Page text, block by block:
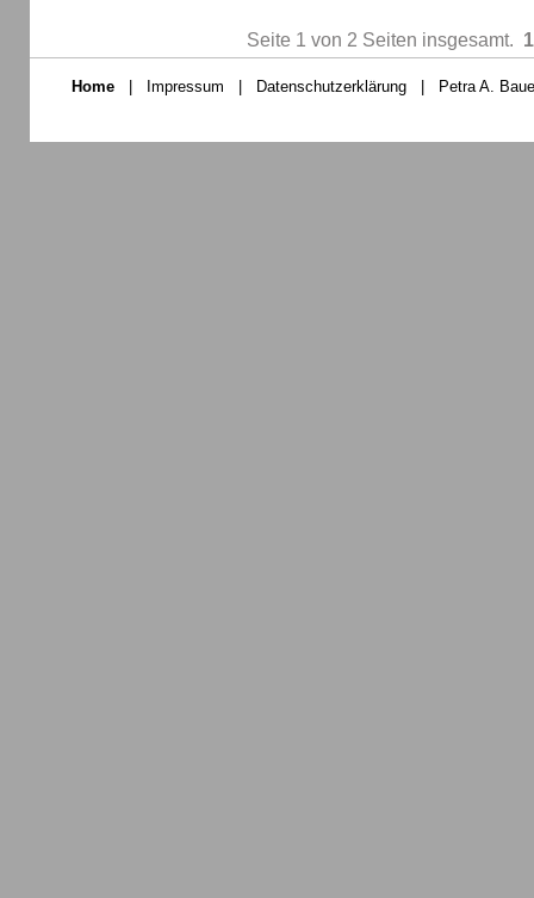
Seite 1 von 2 Seiten insgesamt. 1
Home Impressum Datenschutzerklärung Petra A.